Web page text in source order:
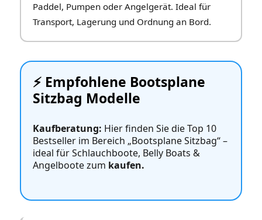
Paddel, Pumpen oder Angelgerät. Ideal für
Transport, Lagerung und Ordnung an Bord.
⚡️ Empfohlene Bootsplane
Sitzbag Modelle
Kaufberatung: Hier finden Sie die Top 10
Bestseller im Bereich „Bootsplane Sitzbag“ –
ideal für Schlauchboote, Belly Boats &
Angelboote zum kaufen.